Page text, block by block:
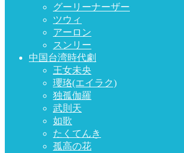
グーリーナーザー
ツウィ
アーロン
スンリー
中国台湾時代劇
王女未央
瓔珞(エイラク)
独孤伽羅
武則天
如歌
たくてんき
孤高の花